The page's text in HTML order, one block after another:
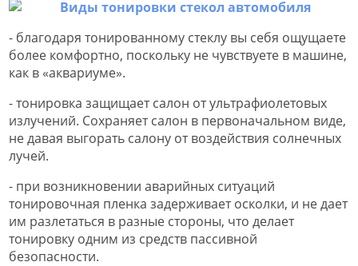
- благодаря тонированному стеклу вы себя ощущаете
более комфортно, поскольку не чувствуете в машине,
как в «аквариуме».
- тонировка защищает салон от ультрафиолетовых
излучений. Сохраняет салон в первоначальном виде,
не давая выгорать салону от воздействия солнечных
лучей.
- при возникновении аварийных ситуаций
тонировочная пленка задерживает осколки, и не дает
им разлетаться в разные стороны, что делает
тонировку одним из средств пассивной
безопасности.